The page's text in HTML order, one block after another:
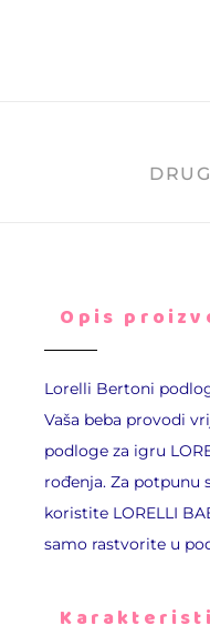
Opis
Lorelli Bertoni
Vaša beba provodi
podloge za igru
rođenja. Za potpunu
koristite LORELLI
samo rastvorite u